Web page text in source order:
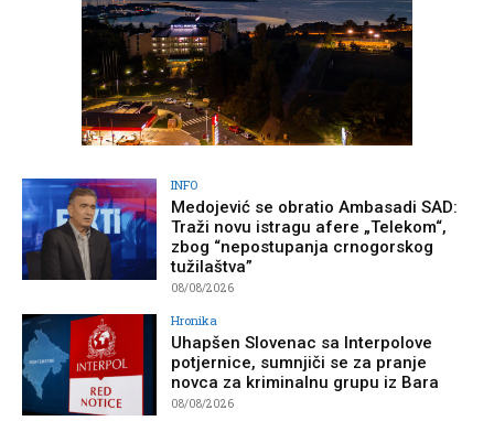
INFO
Medojević se obratio Ambasadi SAD:
Traži novu istragu afere „Telekom“,
zbog “nepostupanja crnogorskog
tužilaštva”
08/08/2026
Hronika
Uhapšen Slovenac sa Interpolove
potjernice, sumnjiči se za pranje
novca za kriminalnu grupu iz Bara
08/08/2026